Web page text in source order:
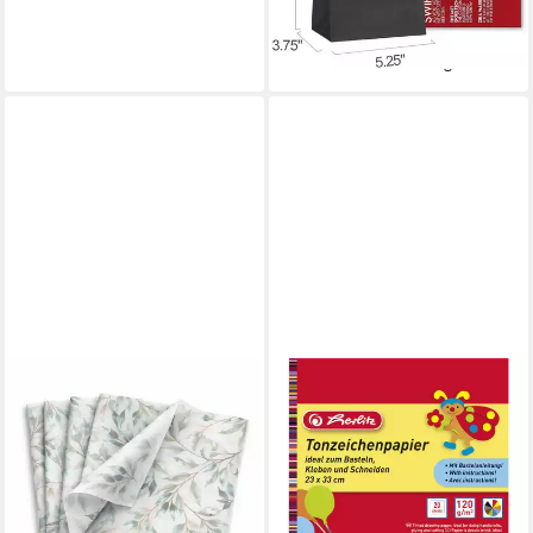
19,97 € 28,00 €
-29%
lieferbar - in 2-3 Werktagen bei dir